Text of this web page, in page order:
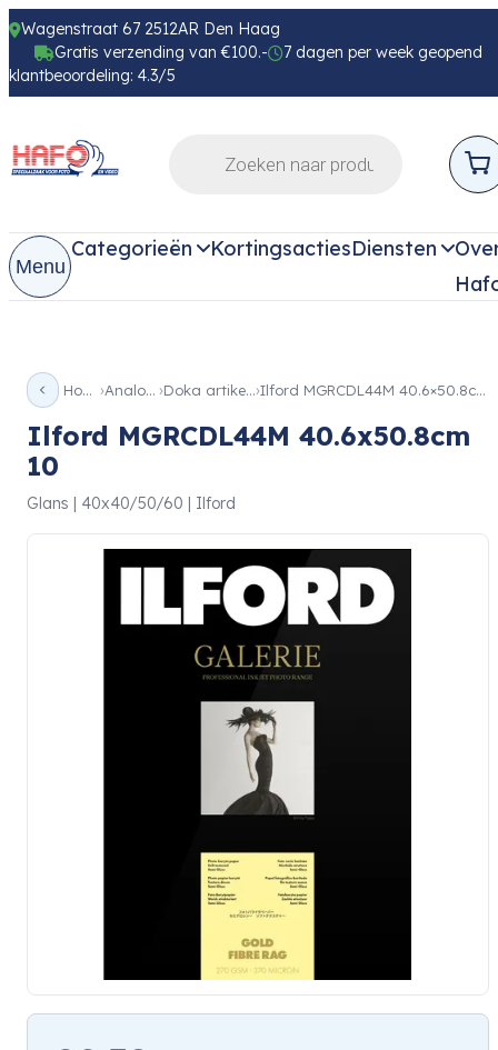
Wagenstraat 67 2512AR Den Haag
Gratis verzending van €100.-
7 dagen per week geopend
klantbeoordeling: 4.3/5
Menu
Categorieën KortingsactiesDiensten
Home Analoog Doka artikelen Ilford MGRCDL44M 40.6×50.8cm 10
Ilford MGRCDL44M 40.6x50.8cm
10
Glans | 40x40/50/60 | Ilford